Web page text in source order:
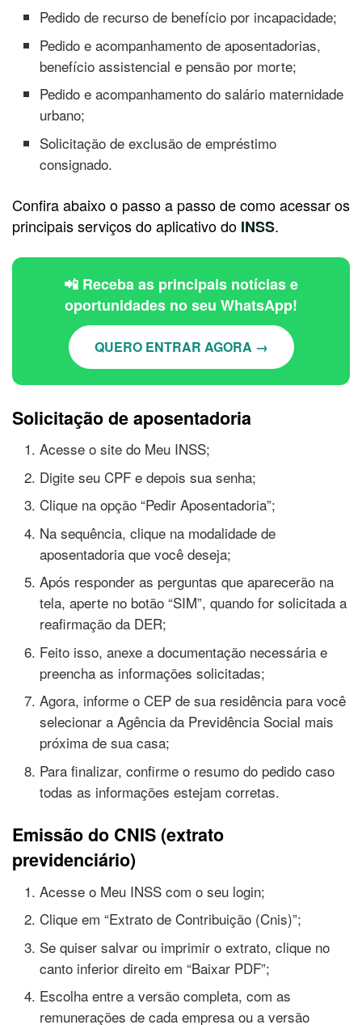
Pedido de recurso de benefício por incapacidade;
Pedido e acompanhamento de aposentadorias,
benefício assistencial e pensão por morte;
Pedido e acompanhamento do salário maternidade
urbano;
Solicitação de exclusão de empréstimo
consignado.
Confira abaixo o passo a passo de como acessar os
principais serviços do aplicativo do INSS.
📲 Receba as principais notícias e
oportunidades no seu WhatsApp!
QUERO ENTRAR AGORA →
Solicitação de aposentadoria
Acesse o site do Meu INSS;
Digite seu CPF e depois sua senha;
Clique na opção “Pedir Aposentadoria”;
Na sequência, clique na modalidade de
aposentadoria que você deseja;
Após responder as perguntas que aparecerão na
tela, aperte no botão “SIM”, quando for solicitada a
reafirmação da DER;
Feito isso, anexe a documentação necessária e
preencha as informações solicitadas;
Agora, informe o CEP de sua residência para você
selecionar a Agência da Previdência Social mais
próxima de sua casa;
Para finalizar, confirme o resumo do pedido caso
todas as informações estejam corretas.
Emissão do CNIS (extrato
previdenciário)
Acesse o Meu INSS com o seu login;
Clique em “Extrato de Contribuição (Cnis)”;
Se quiser salvar ou imprimir o extrato, clique no
canto inferior direito em “Baixar PDF”;
Escolha entre a versão completa, com as
remunerações de cada empresa ou a versão